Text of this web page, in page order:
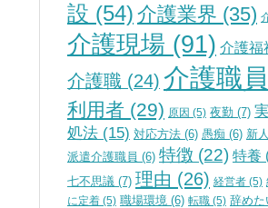
設 (54) 介護業界 (35)
介護現場 (91) 介護福
介護職 (24) 介護職員
利用者 (29) 原因 (5) 夜勤 (7)
処法 (15) 対応方法 (6) 愚痴 (6) 新
派遣介護職員 (6) 特徴 (22) 特養
七不思議 (7) 理由 (26) 経営者 (5)
に定着 (5) 職場環境 (6) 転職 (5) 辞めた